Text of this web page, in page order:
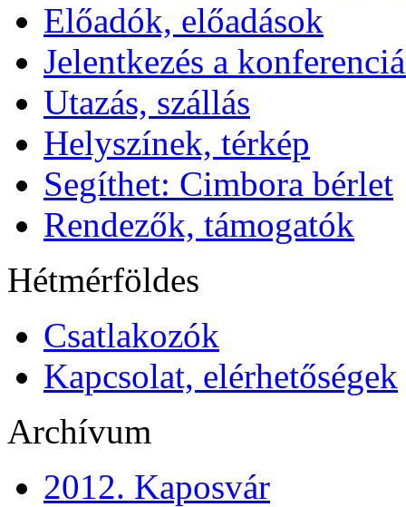
Előadók, előadások
Jelentkezés a
Utazás, szállás
Helyszínek, térkép
Segíthet: Cimbora bérlet
Rendezők, támogatók
Hétmérföldes
Csatlakozók
Kapcsolat, elérhetőségek
Archívum
2012. Kaposvár